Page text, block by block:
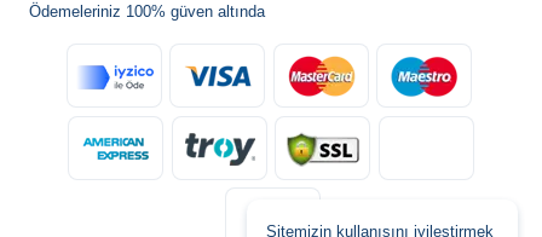
Ödemeleriniz 100% güven altında
Sitemizin kullanışını iyileştirmek